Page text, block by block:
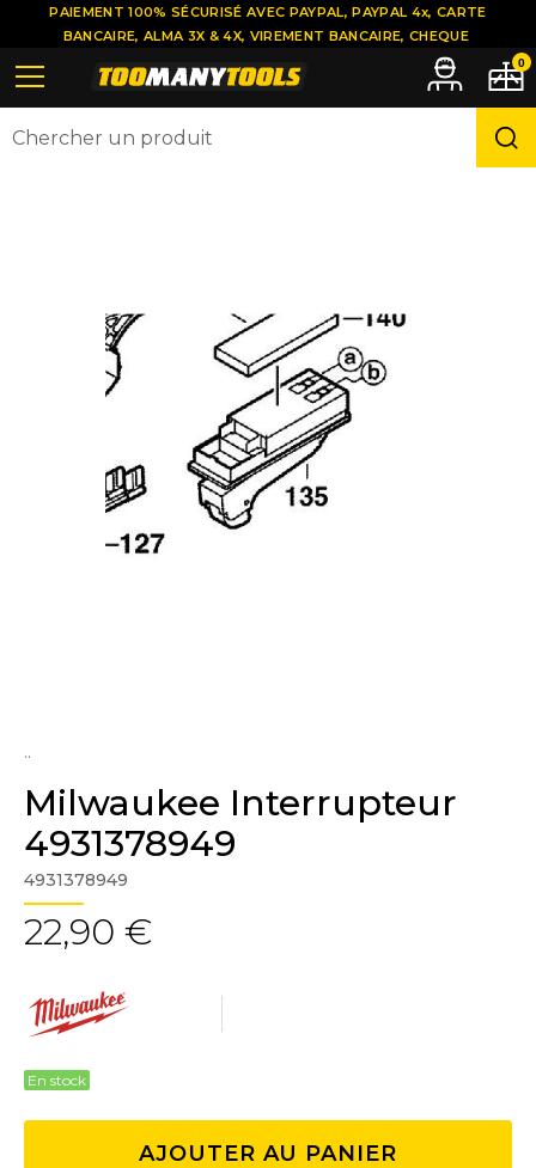
..
Milwaukee Interrupteur
4931378949
4931378949
22,90 €
En stock
AJOUTER AU PANIER
PAIEMENT 100% SÉCURISÉ AVEC PAYPAL, PAYPAL 4x, CARTE
BANCAIRE, ALMA 3X & 4X, VIREMENT BANCAIRE, CHEQUE
0